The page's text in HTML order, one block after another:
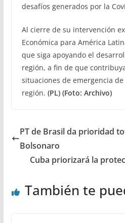
desafíos generados por la
Al cierre de su intervención
Económica para América
que siga apoyando el
región, a fin de que
situaciones de emergencia
región. (PL) (Foto: Archivo)
PT de Brasil da prioridad
Bolsonaro
Cuba priorizará la
También te